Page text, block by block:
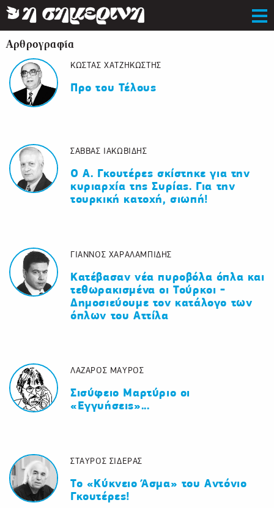
Αρθρογραφία
ΚΩΣΤΑΣ ΧΑΤΖΗΚΩΣΤΗΣ
Προ του Τέλους
ΣΑΒΒΑΣ ΙΑΚΩΒΙΔΗΣ
Ο Α. Γκουτέρες σκίστηκε για την
κυριαρχία της Συρίας. Για την
τουρκική κατοχή, σιωπή!
ΓΙΑΝΝΟΣ ΧΑΡΑΛΑΜΠΙΔΗΣ
Κατέβασαν νέα πυροβόλα όπλα και
τεθωρακισμένα οι Τούρκοι -
Δημοσιεύουμε τον κατάλογο των
όπλων του Αττίλα
ΛΑΖΑΡΟΣ ΜΑΥΡΟΣ
Σισύφειο Μαρτύριο οι
«Εγγυήσεις»...
ΣΤΑΥΡΟΣ ΣΙΔΕΡΑΣ
Το «Κύκνειο Άσμα» του Αντόνιο
Γκουτέρες!